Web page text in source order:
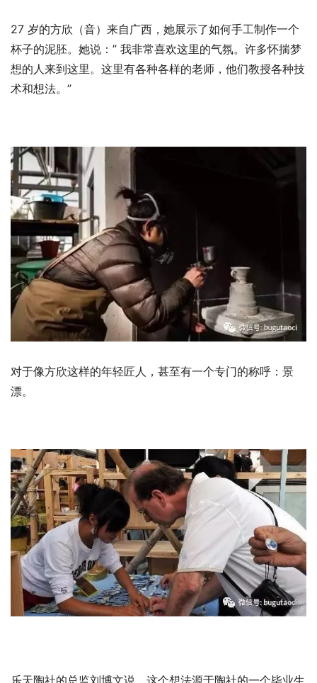
27 岁的方欣（音）来自广西，她展示了如何手工制作一个
杯子的泥胚。她说：” 我非常喜欢这里的气氛。许多怀揣梦
想的人来到这里。这里有各种各样的老师，他们教授各种技
术和想法。”
对于像方欣这样的年轻匠人，甚至有一个专门的称呼：景
漂。